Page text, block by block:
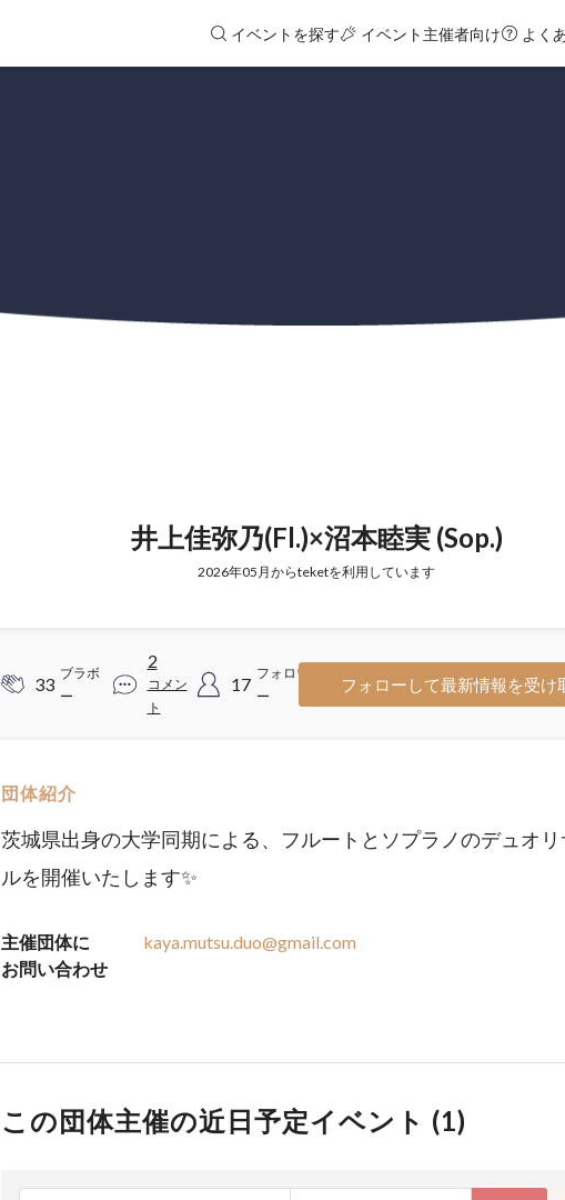
イベントを探す イベント主催者向け よく
井上佳弥乃(Fl.)×沼本睦実 (Sop.)
2026年05月からteketを利用しています
33
ブラボ
ー
2
コメン
ト
17
フォロワ
ー
フォローして最新情報を受け
団体紹介
茨城県出身の大学同期による、フルートとソプラノのデュオ
ルを開催いたします✨
主催団体に
お問い合わせ
kaya.mutsu.duo@gmail.com
この団体主催の近日予定イベント (1)